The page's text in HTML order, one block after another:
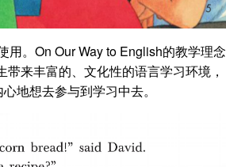
用。On Our Way to English的教学理念
来丰富的、文化性的语言学习环境，
地想去参与到学习中去。